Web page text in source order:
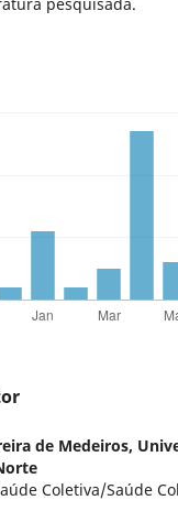
de Medeiros,
Coletiva/Saúde